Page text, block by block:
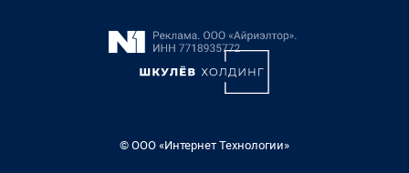
© ООО «Интернет Технологии»